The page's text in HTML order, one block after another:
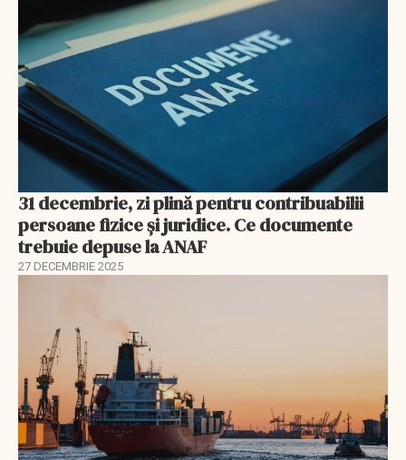
31 decembrie, zi plină pentru contribuabilii
persoane fizice şi juridice. Ce documente
trebuie depuse la ANAF
27 DECEMBRIE 2025